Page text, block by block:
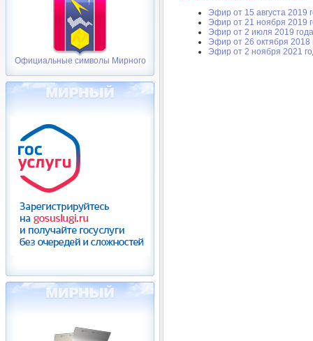
Официальные символы Мирного
Эфир от 15 августа 2019
Эфир от 21 ноября 2019
Эфир от 2 июля 2019 года
Эфир от 26 октября 2018
Эфир от 2 ноября 2021